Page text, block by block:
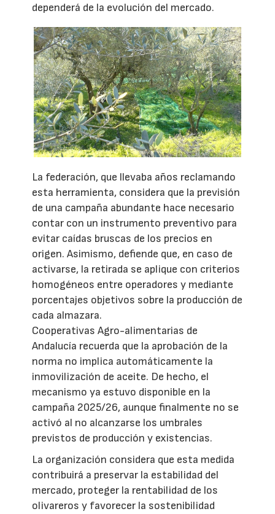
dependerá de la evolución del mercado.
La federación, que llevaba años reclamando
esta herramienta, considera que la previsión
de una campaña abundante hace necesario
contar con un instrumento preventivo para
evitar caídas bruscas de los precios en
origen. Asimismo, defiende que, en caso de
activarse, la retirada se aplique con criterios
homogéneos entre operadores y mediante
porcentajes objetivos sobre la producción de
cada almazara.
Cooperativas Agro-alimentarias de
Andalucía recuerda que la aprobación de la
norma no implica automáticamente la
inmovilización de aceite. De hecho, el
mecanismo ya estuvo disponible en la
campaña 2025/26, aunque finalmente no se
activó al no alcanzarse los umbrales
previstos de producción y existencias.
La organización considera que esta medida
contribuirá a preservar la estabilidad del
mercado, proteger la rentabilidad de los
olivareros y favorecer la sostenibilidad